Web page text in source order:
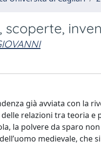
scoperte,
già avviata con la
relazioni tra teoria e
la polvere da sparo
medievale,